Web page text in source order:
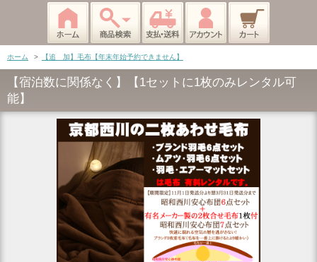
ホーム > 【追 加】毛布【年末年始予約できません】
【宿泊数に関係なく】【1セットに1枚のみレンタル可
能】